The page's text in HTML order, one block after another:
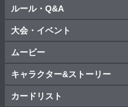
ルール・Q&A
大会・イベント
ムービー
キャラクター&ストーリー
カードリスト